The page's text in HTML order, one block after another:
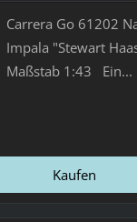
Carrera Go 61202
Impala "Stewart
Maßstab 1:43 Ein...